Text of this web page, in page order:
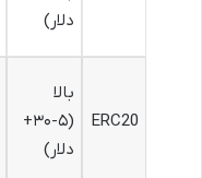
دلار)
ERC20
بالا
(۵-۳۰+
دلار)